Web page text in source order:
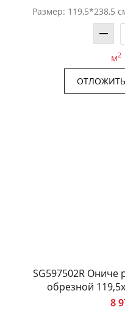
Размер: 119,5*238,5
м2
ОТЛОЖИТЬ
SG597502R
обрезной
8